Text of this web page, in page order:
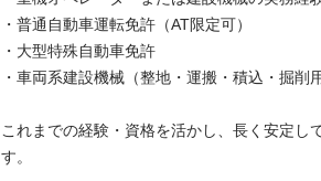
・普通自動車運転免許（AT限定可）
・大型特殊自動車免許
・車両系建設機械（整地・運搬・積込・掘削
これまでの経験・資格を活かし、長く安定し
す。